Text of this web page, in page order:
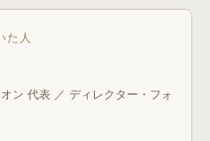
た人
ン 代表 ／ ディレクター・フォ